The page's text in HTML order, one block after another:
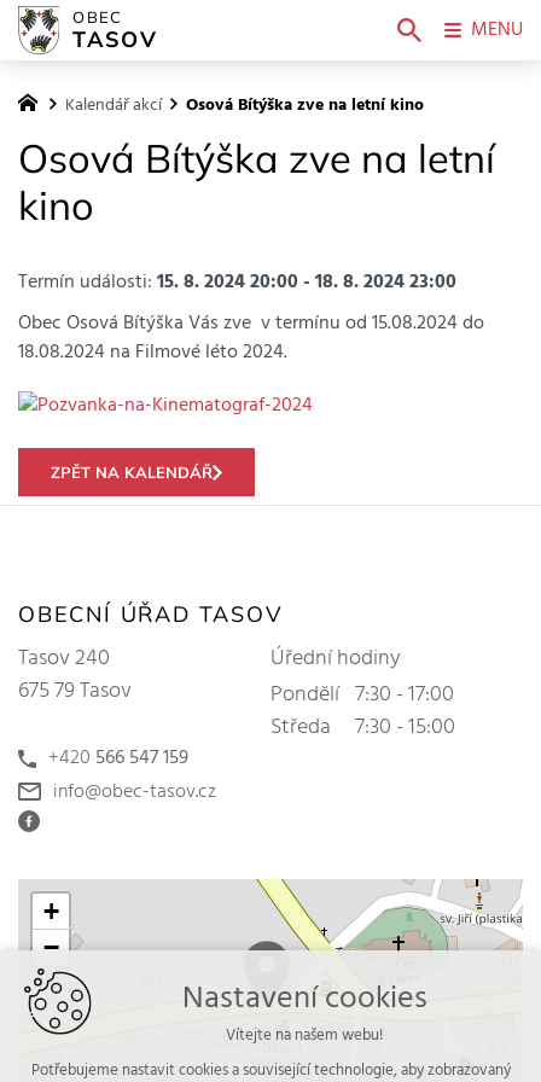
Kalendář akcí Osová Bítýška zve na letní kino
Osová Bítýška zve na letní
kino
Termín události:15. 8. 2024 20:00-18. 8. 2024 23:00
Obec Osová Bítýška Vás zve v termínu od 15.08.2024 do
18.08.2024 na Filmové léto 2024.
ZPĚT NA KALENDÁŘ
OBECNÍ ÚŘAD TASOV
Tasov 240
675 79 Tasov
+420 566 547 159
info@obec-tasov.cz
Úřední hodiny
Pondělí 7:30 - 17:00
Středa
7:30 - 15:00
+
−
OBEC
TASOV MENU
Nastavení cookies
Vítejte na našem webu!
Potřebujeme nastavit cookies a související technologie, aby zobrazovaný